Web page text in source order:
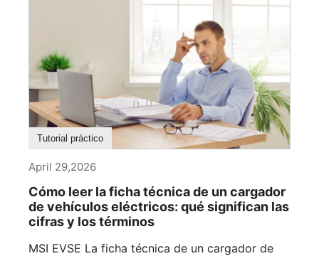
Tutorial práctico
April 29,2026
Cómo leer la ficha técnica de un cargador
de vehículos eléctricos: qué significan las
cifras y los términos
MSI EVSE La ficha técnica de un cargador de